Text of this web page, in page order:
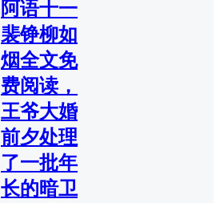
阿语十一
裴铮柳如
烟全文免
费阅读，
王爷大婚
前夕处理
了一批年
长的暗卫